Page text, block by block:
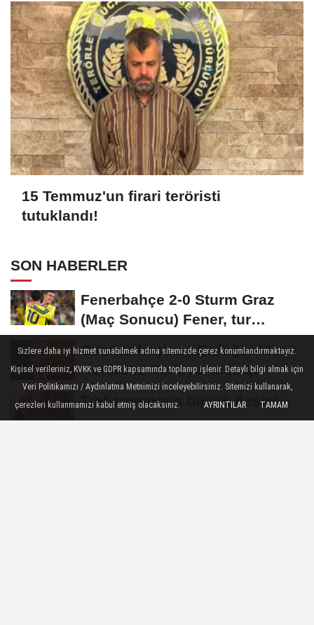
15 Temmuz'un firari teröristi
tutuklandı!
SON HABERLER
Fenerbahçe 2-0 Sturm Graz
(Maç Sonucu) Fener, tur
avantajını kaptı!
Cumhurbaşkanı Erdoğan’dan
'Terörsüz Türkiye' mesajı
Trabzonspor'a büyük destek
Sizlere daha iyi hizmet sunabilmek adına sitemizde çerez konumlandırmaktayız.
Kişisel verileriniz, KVKK ve GDPR kapsamında toplanıp işlenir. Detaylı bilgi almak için
Veri Politikamızı / Aydınlatma Metnimizi inceleyebilirsiniz. Sitemizi kullanarak,
çerezleri kullanmamızı kabul etmiş olacaksınız.
AYRINTILAR TAMAM